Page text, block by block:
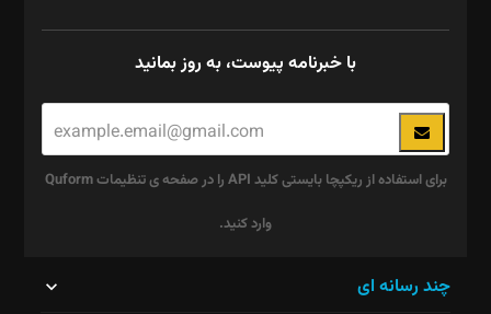
با خبرنامه پیوست، به روز بمانید
برای استفاده از ریکپچا بایستی کلید API را در صفحه ی تنظیمات Quform
وارد کنید.
چند رسانه ای